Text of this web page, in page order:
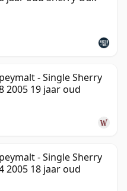
- Single Sherry
2005 19 jaar oud
- Single Sherry
2005 18 jaar oud